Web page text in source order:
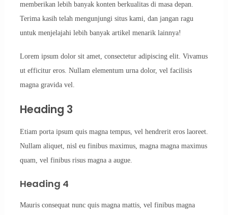
memberikan lebih banyak konten berkualitas di masa depan.
Terima kasih telah mengunjungi situs kami, dan jangan ragu
untuk menjelajahi lebih banyak artikel menarik lainnya!
Lorem ipsum dolor sit amet, consectetur adipiscing elit. Vivamus
ut efficitur eros. Nullam elementum urna dolor, vel facilisis
magna gravida vel.
Heading 3
Etiam porta ipsum quis magna tempus, vel hendrerit eros laoreet.
Nullam aliquet, nisl eu finibus maximus, magna magna maximus
quam, vel finibus risus magna a augue.
Heading 4
Mauris consequat nunc quis magna mattis, vel finibus magna